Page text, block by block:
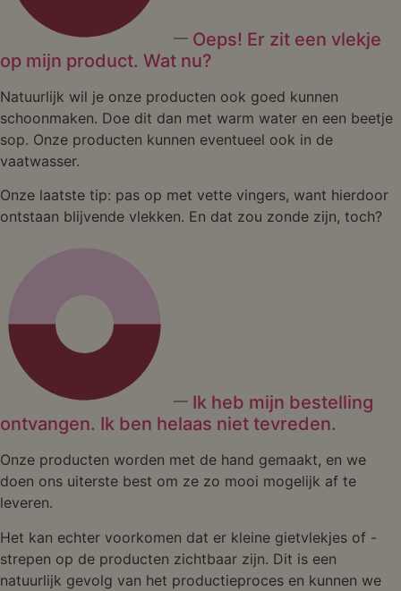
Oeps! Er zit een vlekje
op mijn product. Wat nu?
Natuurlijk wil je onze producten ook goed kunnen
schoonmaken. Doe dit dan met warm water en een beetje
sop. Onze producten kunnen eventueel ook in de
vaatwasser.
Onze laatste tip: pas op met vette vingers, want hierdoor
ontstaan blijvende vlekken. En dat zou zonde zijn, toch?
Ik heb mijn bestelling
ontvangen. Ik ben helaas niet tevreden.
Onze producten worden met de hand gemaakt, en we
doen ons uiterste best om ze zo mooi mogelijk af te
leveren.
Het kan echter voorkomen dat er kleine gietvlekjes of -
strepen op de producten zichtbaar zijn. Dit is een
natuurlijk gevolg van het productieproces en kunnen we